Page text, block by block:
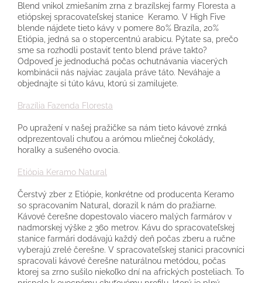
Blend vnikol zmiešaním zrna z brazílskej farmy Floresta a
etiópskej spracovateľskej stanice Keramo. V High Five
blende nájdete tieto kávy v pomere 80% Brazíla, 20%
Etiópia, jedná sa o stopercentnú arabicu. Pýtate sa, prečo
sme sa rozhodli postaviť tento blend práve takto?
Odpoveď je jednoduchá počas ochutnávania viacerých
kombinácii nás najviac zaujala práve táto. Neváhaje a
objednajte si túto kávu, ktorú si zamilujete.
Brazília Fazenda Floresta
Po upražení v našej pražičke sa nám tieto kávové zrnká
odprezentovali chuťou a arómou mliečnej čokolády,
horalky a sušeného ovocia.
Etiópia Keramo Natural
Čerstvý zber z Etiópie, konkrétne od producenta Keramo
so spracovaním Natural, dorazil k nám do pražiarne.
Kávové čerešne dopestovalo viacero malých farmárov v
nadmorskej výške 2 360 metrov. Kávu do spracovateľskej
stanice farmári dodávajú každý deň počas zberu a ručne
vyberajú zrelé čerešne. V spracovateľskej stanici pracovníci
spracovali kávové čerešne naturálnou metódou, počas
ktorej sa zrno sušilo niekoľko dní na afrických posteliach. To